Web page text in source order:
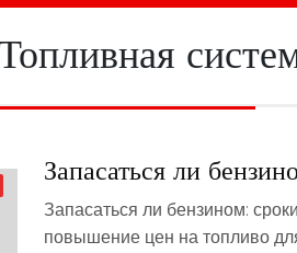
Запасаться ли
Запасаться ли бензином:
повышение цен на топливо